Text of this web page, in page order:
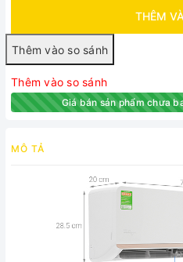
THÊM
Thêm vào so sánh
Giá bán sản phẩm chưa
MÔ TẢ